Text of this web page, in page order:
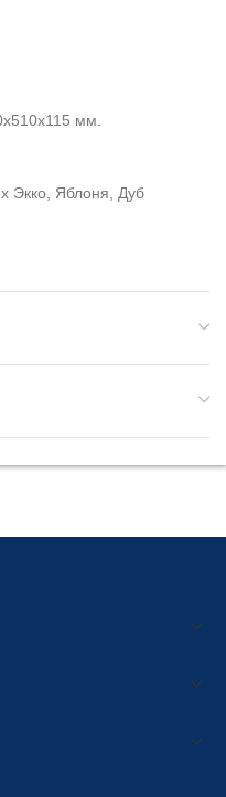
мм.
Экко, Яблоня, Дуб